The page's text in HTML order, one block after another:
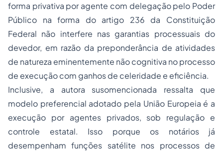
forma privativa por agente com delegação pelo Poder
Público na forma do artigo 236 da Constituição
Federal não interfere nas garantias processuais do
devedor, em razão da preponderância de atividades
de natureza eminentemente não cognitiva no processo
de execução com ganhos de celeridade e eficiência.
Inclusive, a autora susomencionada ressalta que
modelo preferencial adotado pela União Europeia é a
execução por agentes privados, sob regulação e
controle estatal. Isso porque os notários já
desempenham funções satélite nos processos de